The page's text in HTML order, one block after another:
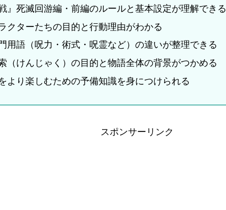
』死滅回游編・前編のルールと基本設定が理解できる
クターたちの目的と行動理由がわかる
用語（呪力・術式・呪霊など）の違いが整理できる
（けんじゃく）の目的と物語全体の背景がつかめる
より楽しむための予備知識を身につけられる
スポンサーリンク